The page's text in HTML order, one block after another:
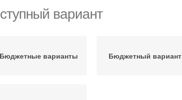
вариант
Бюджетные варианты Бюджетный вариант